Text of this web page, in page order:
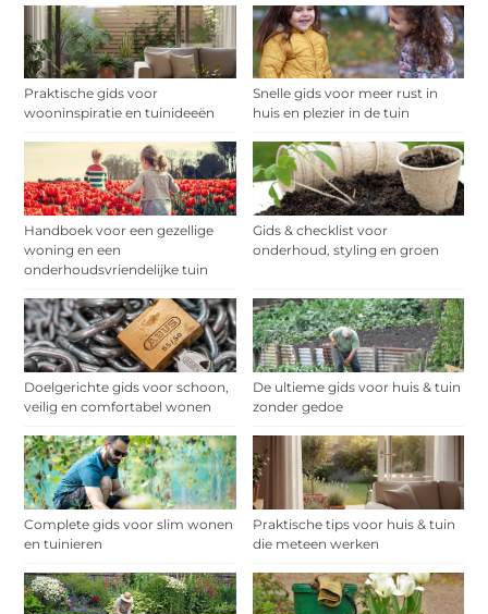
Praktische gids voor
wooninspiratie en tuinideeën
Snelle gids voor meer rust in
huis en plezier in de tuin
Handboek voor een gezellige
woning en een
onderhoudsvriendelijke tuin
Gids & checklist voor
onderhoud, styling en groen
Doelgerichte gids voor schoon,
veilig en comfortabel wonen
De ultieme gids voor huis & tuin
zonder gedoe
Complete gids voor slim wonen
en tuinieren
Praktische tips voor huis & tuin
die meteen werken